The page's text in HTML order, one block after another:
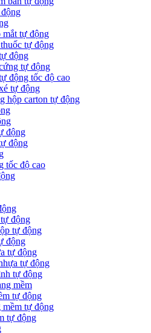
mắt tự động
tự động
động
tự động
động tốc độ cao
tự động
hộp carton tự động
động
động
tốc độ cao
động
tự động
động
tự động
tự động
tự động
mềm
tự động
mềm tự động
tự động